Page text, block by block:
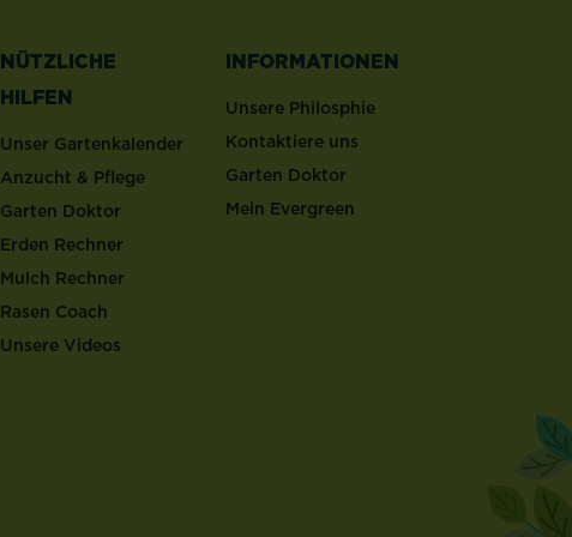
NÜTZLICHE
HILFEN
Unser Gartenkalender
Anzucht & Pflege
Garten Doktor
Erden Rechner
Mulch Rechner
Rasen Coach
Unsere Videos
INFORMATIONEN
Unsere Philosphie
Kontaktiere uns
Garten Doktor
Mein Evergreen